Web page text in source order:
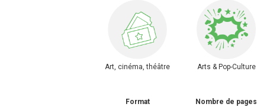
Art, cinéma, théâtre Arts & Pop-Culture
Format Nombre de pages